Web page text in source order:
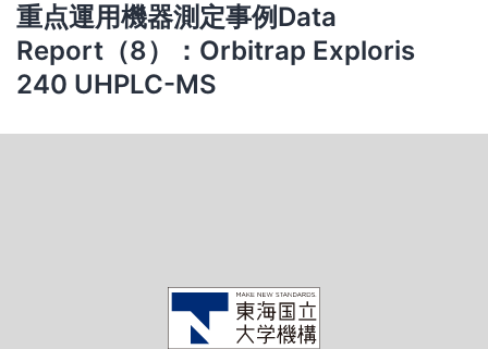
重点運用機器測定事例Data
Report（8）：Orbitrap Exploris
240 UHPLC-MS